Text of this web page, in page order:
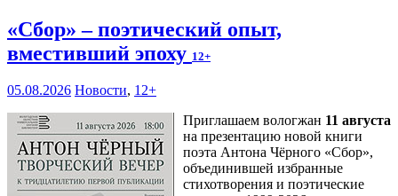
«Сбор» – поэтический опыт,
вместивший эпоху 12+
05.08.2026 Новости, 12+
Приглашаем вологжан 11 августа
на презентацию новой книги
поэта Антона Чёрного «Сбор»,
объединившей избранные
стихотворения и поэтические